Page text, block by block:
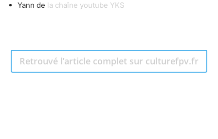
Yann de la chaîne youtube YKS
Retrouvé l’article complet sur culturefpv.fr